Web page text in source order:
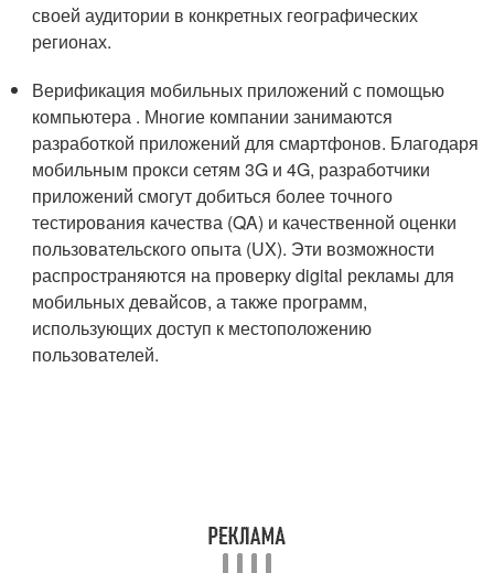
своей аудитории в конкретных географических
регионах.
Верификация мобильных приложений с помощью
компьютера . Многие компании занимаются
разработкой приложений для смартфонов. Благодаря
мобильным прокси сетям 3G и 4G, разработчики
приложений смогут добиться более точного
тестирования качества (QA) и качественной оценки
пользовательского опыта (UX). Эти возможности
распространяются на проверку digital рекламы для
мобильных девайсов, а также программ,
использующих доступ к местоположению
пользователей.